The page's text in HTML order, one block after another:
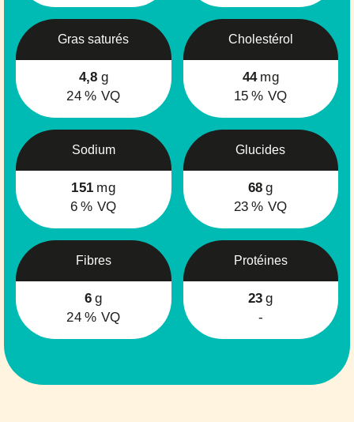
Gras saturés
4,8 g
24 % VQ
Cholestérol
44 mg
15 % VQ
Sodium
151 mg
6 % VQ
Glucides
68 g
23 % VQ
Fibres
6 g
24 % VQ
Protéines
23 g
-